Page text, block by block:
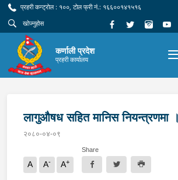
प्रहरी कन्ट्रोल : १००, टोल फ्री नं.: १६६००१४१५१६
कर्णाली प्रदेश
प्रहरी कार्यालय
लागुऔषध सहित मानिस नियन्त्रणमा ।
२०८०-०४-०९
A A- A+
Share